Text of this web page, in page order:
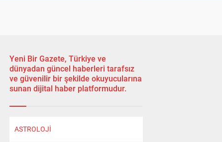
Yeni Bir Gazete, Türkiye ve
dünyadan güncel haberleri tarafsız
ve güvenilir bir şekilde okuyucularına
sunan dijital haber platformudur.
ASTROLOJİ